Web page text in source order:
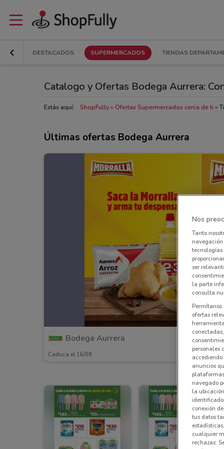
DESTACADOS SUPERMERCADOS TIENDAS
Catalogo y Ofertas Bodega Aurrera:
Estás aquí: ShopFully Ofertas Supermercados cerca de ti
Últimas ofertas Bodega Aurrera
Bodega Aurrera
Caduca el 16/08
Nos
Tanto
navegación
tecnologías
ser
la parte
consulta
Permítanos
ofertas
personales
anuncios
navegado
la
conexión
tus datos
cualquier
rechazas: